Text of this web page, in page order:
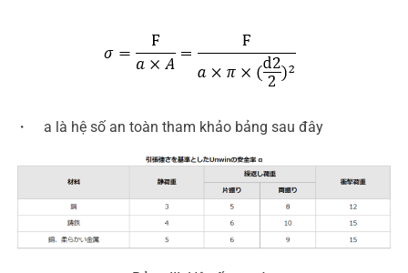
・ a là hệ số an toàn tham khảo bảng sau đây